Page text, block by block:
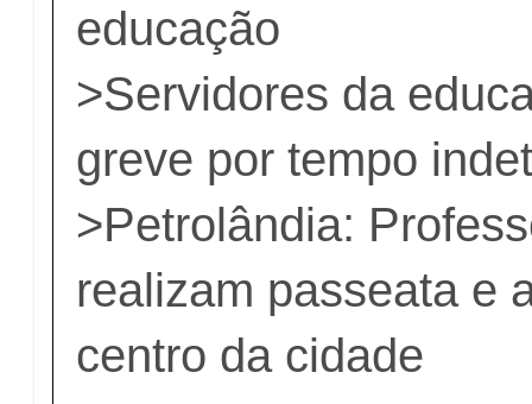
educação
>Servidores da
greve por tempo
>Petrolândia:
realizam passeata e
centro da cidade